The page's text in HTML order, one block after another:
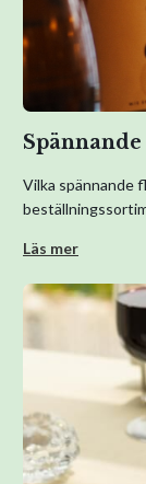
Vilka spännande
Läs mer